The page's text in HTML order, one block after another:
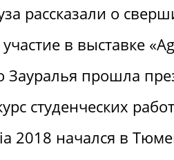
рассказали о
в выставке
Зауралья прошла
студенческих
2018 начался в